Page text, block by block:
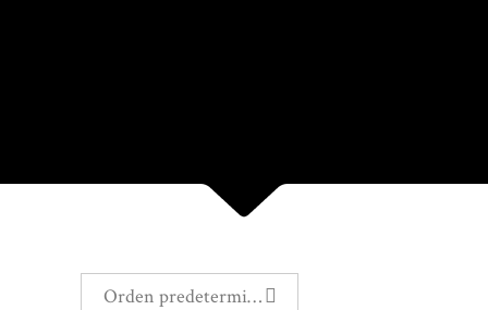
Orden predeterminado